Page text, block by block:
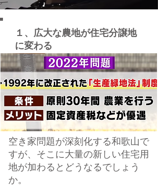
１、広大な農地が住宅分譲地
に変わる
空き家問題が深刻化する和歌山で
すが、そこに大量の新しい住宅用
地が加わるとどうなるでしょう
か。